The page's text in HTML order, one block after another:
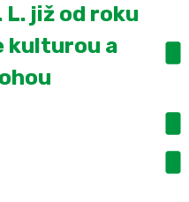
již od roku
kulturou a